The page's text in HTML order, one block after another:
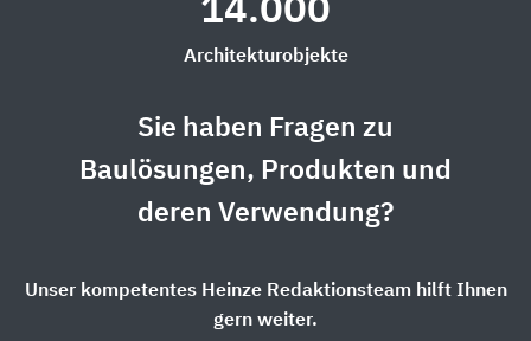
14.000
Architekturobjekte
Sie haben Fragen zu
Baulösungen, Produkten und
deren Verwendung?
Unser kompetentes Heinze Redaktionsteam hilft Ihnen
gern weiter.